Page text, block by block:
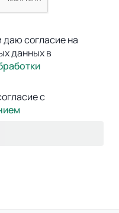
согласие на
данных в
с